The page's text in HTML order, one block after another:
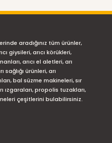
aradığınız tüm ürünler,
giysileri, arıcı körükleri,
arıcı el aletleri, arı
ürünleri, arı
bal süzme makineleri, sır
ızgaraları, propolis tuzakları,
çeşitlerini bulabilirsiniz.